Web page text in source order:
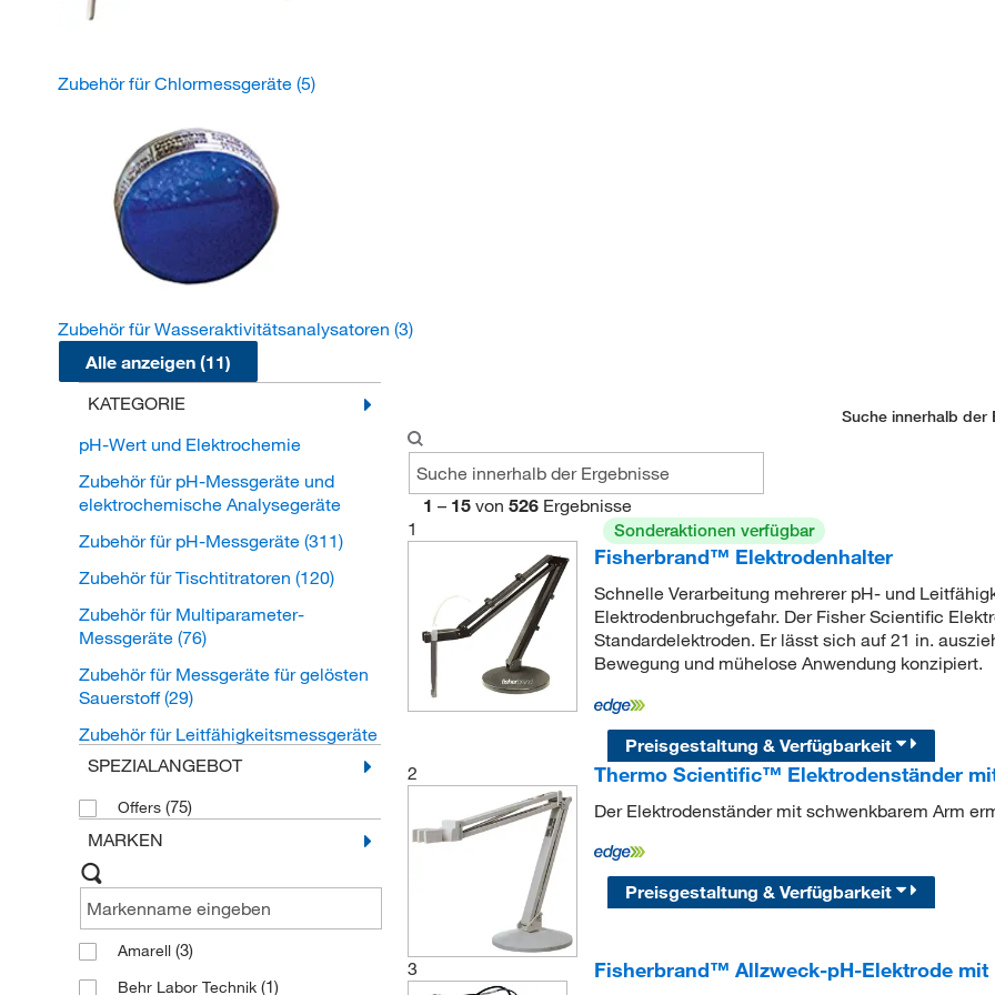
Zubehör für Chlormessgeräte (5)
Zubehör für Wasseraktivitätsanalysatoren (3)
Alle anzeigen (11)
KATEGORIE
pH-Wert und Elektrochemie
Zubehör für pH-Messgeräte und
elektrochemische Analysegeräte
Zubehör für pH-Messgeräte (311)
Zubehör für Tischtitratoren (120)
Zubehör für Multiparameter-
Messgeräte (76)
Zubehör für Messgeräte für gelösten
Sauerstoff(29)
Zubehör für Leitfähigkeitsmessgeräte
(25)
Zubehör für ionenselektive Elektroden
(ISE)(25)
Online-Zubehör für elektrochemische
Analysatoren
Zubehör für Titrationselektroden
Zubehör für ORP-Messgeräte
Zubehör für Chlormessgeräte
SPEZIALANGEBOT
Offers (75)
MARKEN
Amarell (3)
Behr Labor Technik (1)
Suche innerhalb der
1 – 15 von 526 Ergebnisse
1
Sonderaktionen verfügbar
Fisherbrand™ Elektrodenhalter
Schnelle Verarbeitung mehrerer pH- und
Elektrodenbruchgefahr. Der Fisher Scientific
Standardelektroden. Er lässt sich auf 21 in.
Bewegung und mühelose Anwendung konzipiert.
Preisgestaltung & Verfügbarkeit
2
Thermo Scientific™ Elektrodenständer
Der Elektrodenständer mit schwenkbarem Arm
Preisgestaltung & Verfügbarkeit
3 Fisherbrand™ Allzweck-pH-Elektrode mit